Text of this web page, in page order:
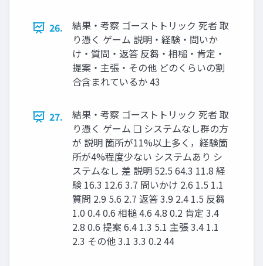
26.
結果・考察 ゴーストトリック 死者 取
り憑く ゲーム 説明・経験・問いか
け・質問・返答 反芻・相槌・肯定・
提案・主張・その他 どのくらいの割
合含まれているか 43
27.
結果・考察 ゴーストトリック 死者 取
り憑く ゲーム ❏ システムなし群の方
が 説明 箇所が11%以上多く，経験箇
所が4%程度少ない システムあり シ
ステムなし 差 説明 52.5 64.3 11.8 経
験 16.3 12.6 3.7 問いかけ 2.6 1.5 1.1
質問 2.9 5.6 2.7 返答 3.9 2.4 1.5 反芻
1.0 0.4 0.6 相槌 4.6 4.8 0.2 肯定 3.4
2.8 0.6 提案 6.4 1.3 5.1 主張 3.4 1.1
2.3 その他 3.1 3.3 0.2 44